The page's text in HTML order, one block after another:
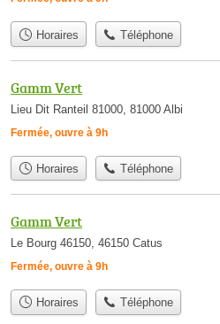
Horaires Téléphone
Gamm Vert
Lieu Dit Ranteil 81000, 81000 Albi
Fermée, ouvre à 9h
Horaires Téléphone
Gamm Vert
Le Bourg 46150, 46150 Catus
Fermée, ouvre à 9h
Horaires Téléphone